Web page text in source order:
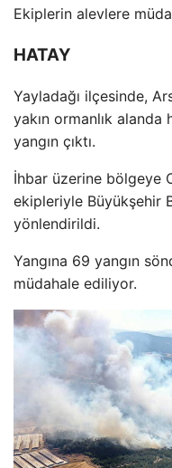
Ekiplerin alevlere m
HATAY
Yayladağı ilçesinde,
yakın ormanlık alanda
yangın çıktı.
İhbar üzerine bölgeye
ekipleriyle Büyükşehir
yönlendirildi.
Yangına 69 yangın s
müdahale ediliyor.